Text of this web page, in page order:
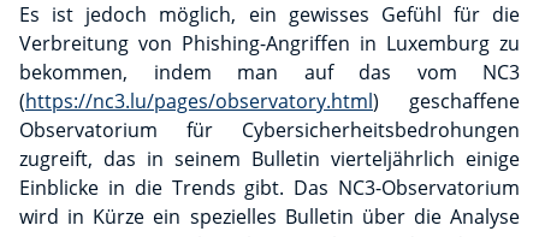
Es ist jedoch möglich, ein gewisses Gefühl für die
Verbreitung von Phishing-Angriffen in Luxemburg zu
bekommen, indem man auf das vom NC3
(https://nc3.lu/pages/observatory.html) geschaffene
Observatorium für Cybersicherheitsbedrohungen
zugreift, das in seinem Bulletin vierteljährlich einige
Einblicke in die Trends gibt. Das NC3-Observatorium
wird in Kürze ein spezielles Bulletin über die Analyse